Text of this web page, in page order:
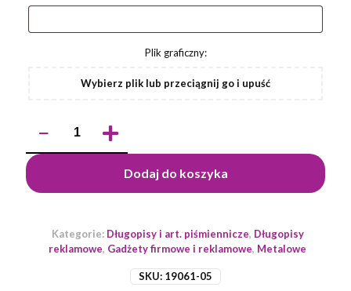
Plik graficzny:
Wybierz plik lub przeciągnij go i upuść
Długopis
KALIPSO
Dodaj do koszyka
SKU: 19061-05
Kategorie: Długopisy i art. piśmiennicze, Długopisy
reklamowe, Gadżety firmowe i reklamowe, Metalowe